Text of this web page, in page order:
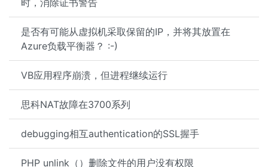
时，消除证书警告
是否有可能从虚拟机采取保留的IP，并将其放置在
Azure负载平衡器？ :-)
VB应用程序崩溃，但进程继续运行
思科NAT故障在3700系列
debugging相互authentication的SSL握手
PHP unlink（）删除文件的用户没有权限